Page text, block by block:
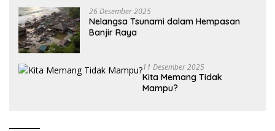
26 Desember 2025
Nelangsa Tsunami dalam Hempasan
Banjir Raya
11 Desember 2025
Kita Memang Tidak
Mampu?